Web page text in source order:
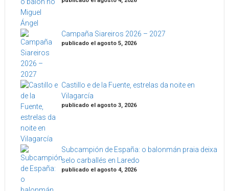
Campaña Siareiros 2026 – 2027
publicado el agosto 5, 2026
Castillo e de la Fuente, estrelas da noite en
Vilagarcía
publicado el agosto 3, 2026
Subcampión de España: o balonmán praia deixa
selo carballés en Laredo
publicado el agosto 4, 2026